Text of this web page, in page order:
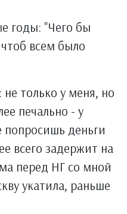
годы: "Чего бы
чтоб всем было
только у меня, но
печально - у
попросишь деньги
всего задержит на
перед НГ со мной
укатила, раньше